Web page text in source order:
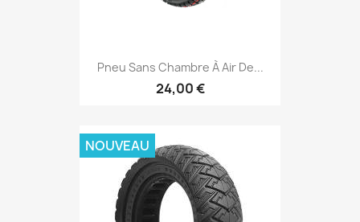
Pneu Sans Chambre À Air De...
24,00 €
NOUVEAU